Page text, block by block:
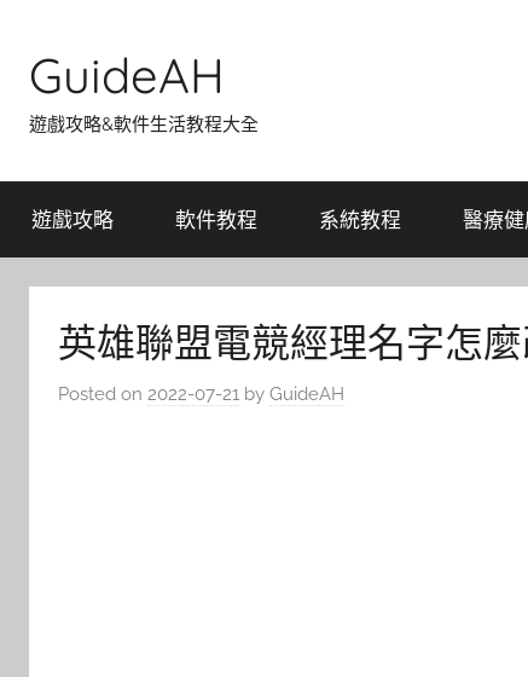
content
GuideAH
遊戲攻略&軟件生活教程大全
遊戲攻略 軟件教程 系統教程 醫療
英雄聯盟電競經理名字怎
Posted on 2022-07-21 by GuideAH